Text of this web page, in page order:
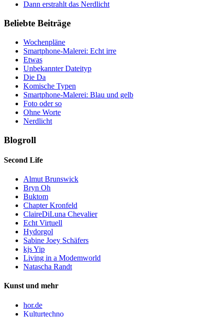
Dann erstrahlt das Nerdlicht
Beliebte Beiträge
Wochenpläne
Smartphone-Malerei: Echt irre
Etwas
Unbekannter Dateityp
Die Da
Komische Typen
Smartphone-Malerei: Blau und gelb
Foto oder so
Ohne Worte
Nerdlicht
Blogroll
Second Life
Almut Brunswick
Bryn Oh
Buktom
Chapter Kronfeld
ClaireDiLuna Chevalier
Echt Virtuell
Hydorgol
Sabine Joey Schäfers
kjs Yip
Living in a Modemworld
Natascha Randt
Kunst und mehr
hor.de
Kulturtechno